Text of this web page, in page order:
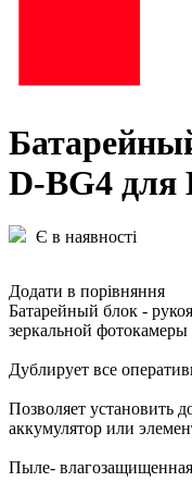
D-BG4
Є в наявності
Додати в порівняння
Батарейный блок -
зеркальной фотокамеры
Дублирует все
Позволяет установить
аккумулятор или
Пыле-